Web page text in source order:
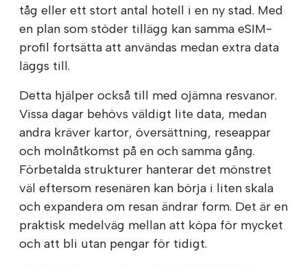
tåg eller ett stort antal hotell i en ny stad. Med
en plan som stöder tillägg kan samma eSIM-
profil fortsätta att användas medan extra data
läggs till.
Detta hjälper också till med ojämna resvanor.
Vissa dagar behövs väldigt lite data, medan
andra kräver kartor, översättning, reseappar
och molnåtkomst på en och samma gång.
Förbetalda strukturer hanterar det mönstret
väl eftersom resenären kan börja i liten skala
och expandera om resan ändrar form. Det är en
praktisk medelväg mellan att köpa för mycket
och att bli utan pengar för tidigt.